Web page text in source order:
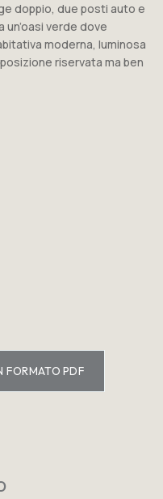
doppio, due posti auto e
verde dove
moderna, luminosa
riservata ma ben
FORMATO PDF